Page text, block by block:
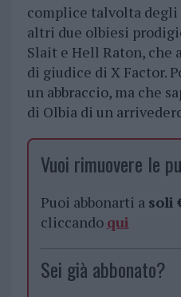
complice talvolta
altri due olbiesi
Slait e Hell Raton, che
di giudice di X Factor.
un abbraccio, ma che
di Olbia di un
Vuoi rimuovere le
Puoi abbonarti a soli
cliccando qui
Sei già abbonato?